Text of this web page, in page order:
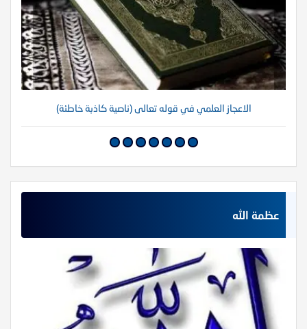
الاعجاز العلمي في قوله تعالى (ناصية كاذبة خاطئة)
عظمة الله